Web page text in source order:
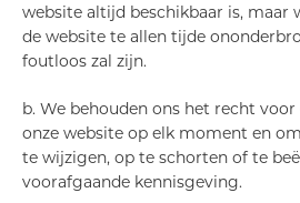
website altijd beschikbaar is, maar
de website te allen tijde
foutloos zal zijn.
b. We behouden ons het recht
onze website op elk moment en
te wijzigen, op te schorten of te
voorafgaande kennisgeving.